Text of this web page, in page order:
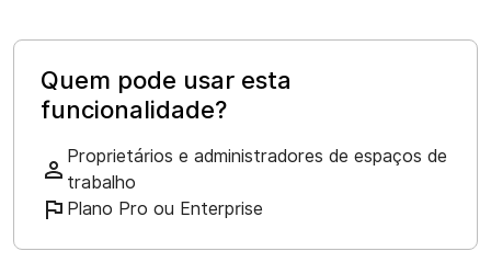
Quem pode usar esta
funcionalidade?
Proprietários e administradores de espaços de
trabalho
Plano Pro ou Enterprise